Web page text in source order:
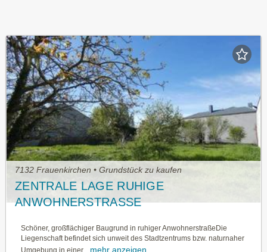
7132 Frauenkirchen • Grundstück zu kaufen
ZENTRALE LAGE RUHIGE
ANWOHNERSTRASSE
Schöner, großflächiger Baugrund in ruhiger AnwohnerstraßeDie
Liegenschaft befindet sich unweit des Stadtzentrums bzw. naturnaher
Umgebung in einer...
mehr anzeigen